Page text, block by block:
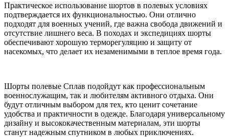
Практическое использование шортов в полевых условиях
подтверждается их функциональностью. Они отлично
подходят для военных учений, где важна свобода движений и
отсутствие лишнего веса. В походах и экспедициях шорты
обеспечивают хорошую терморегуляцию и защиту от
насекомых, что делает их незаменимыми в теплое время года.
Шорты полевые Сплав подойдут как профессиональным
военнослужащим, так и любителям активного отдыха. Они
будут отличным выбором для тех, кто ценит сочетание
удобства и практичности в одежде. Благодаря универсальному
дизайну и высококачественным материалам, эти шорты
станут надежным спутником в любых приключениях.